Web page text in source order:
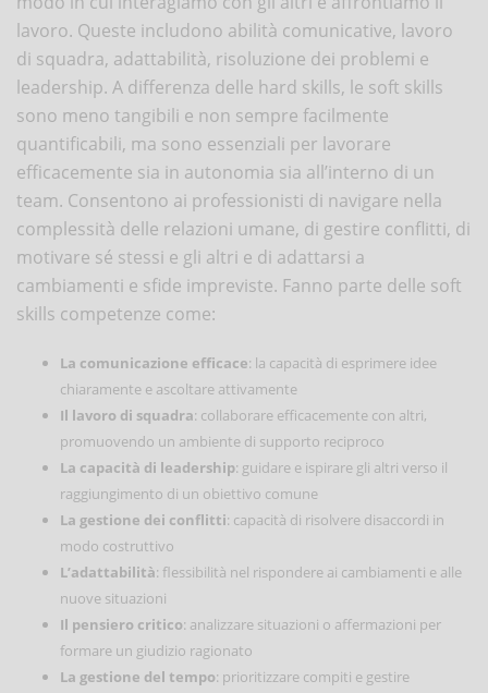
lavoro. Queste includono abilità comunicative, lavoro
di squadra, adattabilità, risoluzione dei problemi e
leadership. A differenza delle hard skills, le soft skills
sono meno tangibili e non sempre facilmente
quantificabili, ma sono essenziali per lavorare
efficacemente sia in autonomia sia all’interno di un
team. Consentono ai professionisti di navigare nella
complessità delle relazioni umane, di gestire conflitti, di
motivare sé stessi e gli altri e di adattarsi a
cambiamenti e sfide impreviste. Fanno parte delle soft
skills competenze come:
La comunicazione efficace: la capacità di esprimere idee
chiaramente e ascoltare attivamente
Il lavoro di squadra: collaborare efficacemente con altri,
promuovendo un ambiente di supporto reciproco
La capacità di leadership: guidare e ispirare gli altri verso il
raggiungimento di un obiettivo comune
La gestione dei conflitti: capacità di risolvere disaccordi in
modo costruttivo
L’adattabilità: flessibilità nel rispondere ai cambiamenti e alle
nuove situazioni
Il pensiero critico: analizzare situazioni o affermazioni per
formare un giudizio ragionato
La gestione del tempo: prioritizzare compiti e gestire